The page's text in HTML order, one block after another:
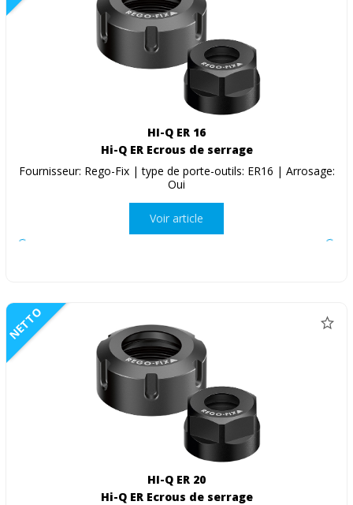
HI-Q ER 16
Hi-Q ER Ecrous de serrage
Fournisseur: Rego-Fix | type de porte-outils: ER16 | Arrosage:
Oui
Voir article
NETTO
HI-Q ER 20
Hi-Q ER Ecrous de serrage